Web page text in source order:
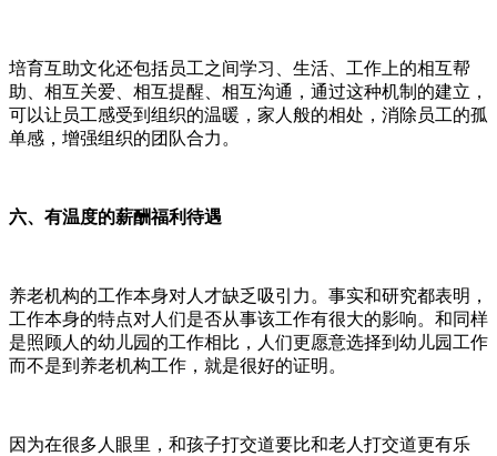
培育互助文化还包括员工之间学习、生活、工作上的相互帮
助、相互关爱、相互提醒、相互沟通，通过这种机制的建立，
可以让员工感受到组织的温暖，家人般的相处，消除员工的孤
单感，增强组织的团队合力。
六、有温度的薪酬福利待遇
养老机构的工作本身对人才缺乏吸引力。事实和研究都表明，
工作本身的特点对人们是否从事该工作有很大的影响。和同样
是照顾人的幼儿园的工作相比，人们更愿意选择到幼儿园工作
而不是到养老机构工作，就是很好的证明。
因为在很多人眼里，和孩子打交道要比和老人打交道更有乐